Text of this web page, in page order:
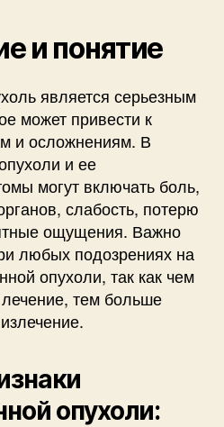
и понятие
является серьезным
может привести к
и осложнениям. В
и ее
могут включать боль,
слабость, потерю
ощущения. Важно
любых подозрениях на
опухоли, так как чем
тем больше
опухоли: